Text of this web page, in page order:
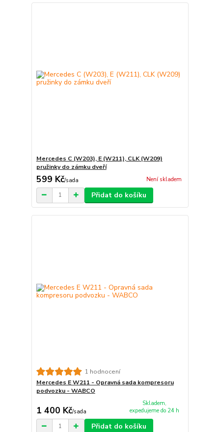
Mercedes C (W203), E (W211), CLK (W209)
pružinky do zámku dveří
599 Kč/sada Není skladem
Přidat do košíku
1 hodnocení
Mercedes E W211 - Opravná sada kompresoru
podvozku - WABCO
1 400 Kč/sada
Skladem,
expedujeme do 24 h
Přidat do košíku